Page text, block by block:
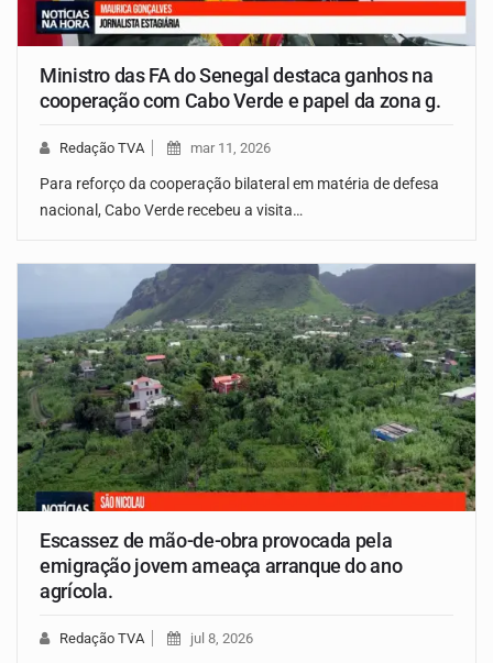
Ministro das FA do Senegal destaca ganhos na
cooperação com Cabo Verde e papel da zona g.
Redação TVA mar 11, 2026
Para reforço da cooperação bilateral em matéria de defesa
nacional, Cabo Verde recebeu a visita…
Escassez de mão-de-obra provocada pela
emigração jovem ameaça arranque do ano
agrícola.
Redação TVA jul 8, 2026